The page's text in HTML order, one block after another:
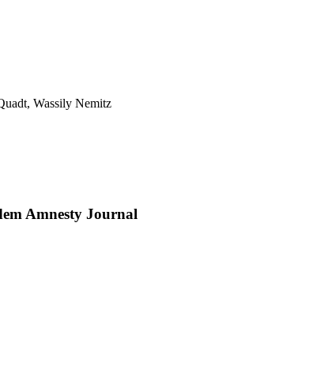
, Wassily Nemitz
Amnesty Journal